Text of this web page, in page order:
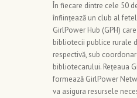
În fiecare dintre cele 50
înființează un club al
GirlPower Hub (GPH)
bibliotecii publice rurale
respectivă, sub
bibliotecarului. Rețeaua
formează GirlPower
va asigura resursele